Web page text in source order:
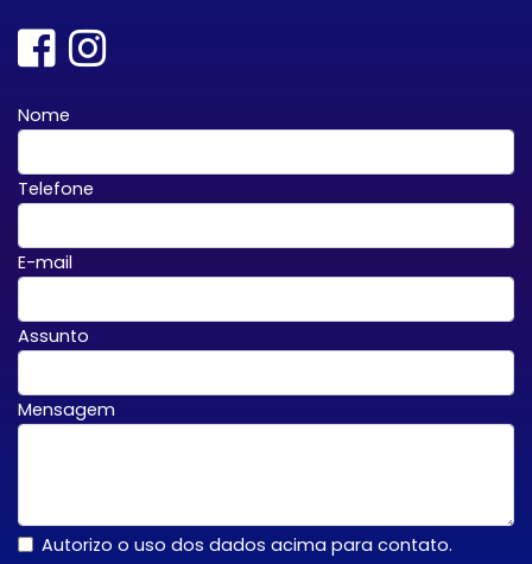
Nome
Telefone
E-mail
Assunto
Mensagem
Autorizo o uso dos dados acima para contato.